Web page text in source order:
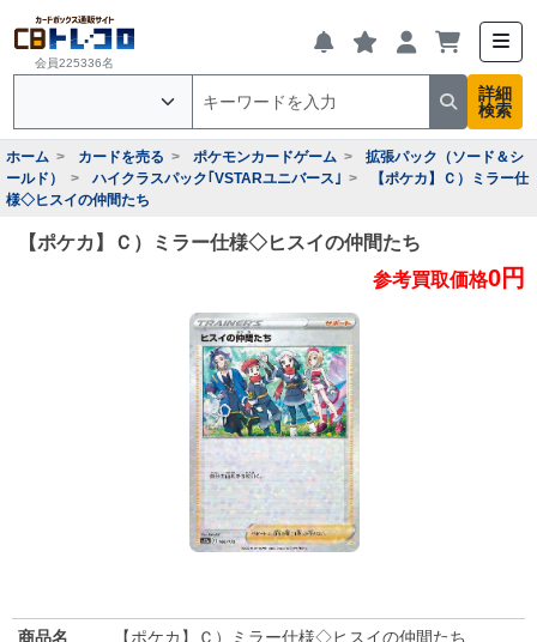
会員225336名
詳細
検索
ホーム カードを売る ポケモンカードゲーム
拡張パック（ソード＆シ
ールド）
ハイクラスパック｢VSTARユニバース｣
【ポケカ】Ｃ）ミラー仕
様◇ヒスイの仲間たち
【ポケカ】Ｃ）ミラー仕様◇ヒスイの仲間たち
参考買取価格0円
商品名
【ポケカ】Ｃ）ミラー仕様◇ヒスイの仲間たち